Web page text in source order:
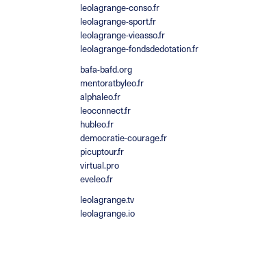
leolagrange-conso.fr
leolagrange-sport.fr
leolagrange-vieasso.fr
leolagrange-fondsdedotation.fr
bafa-bafd.org
mentoratbyleo.fr
alphaleo.fr
leoconnect.fr
hubleo.fr
democratie-courage.fr
picuptour.fr
virtual.pro
eveleo.fr
leolagrange.tv
leolagrange.io